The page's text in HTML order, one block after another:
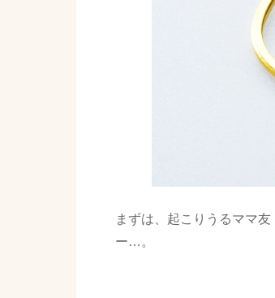
まずは、起こりうるママ友
ー…。